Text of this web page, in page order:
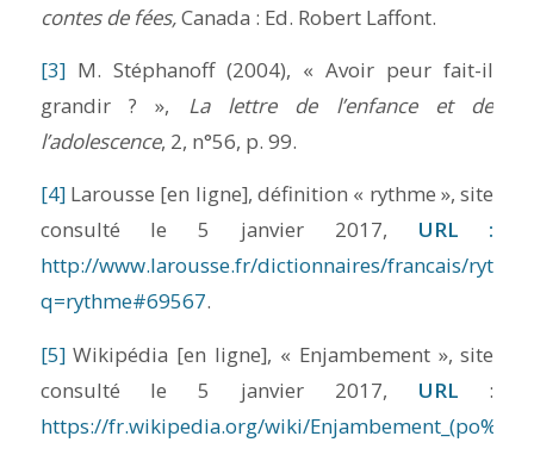
contes de fées,Canada : Ed. Robert Laffont.
[3]M. Stéphanoff (2004), « Avoir peur fait-il
grandir ? », La lettre de l’enfance et de
l’adolescence, 2, n°56, p. 99.
[4]Larousse [en ligne], définition « rythme », site
consulté le 5 janvier 2017, URL :
http://www.larousse.fr/dictionnaires/francais/
q=rythme#69567.
[5]Wikipédia [en ligne], « Enjambement », site
consulté le 5 janvier 2017, URL :
https://fr.wikipedia.org/wiki/